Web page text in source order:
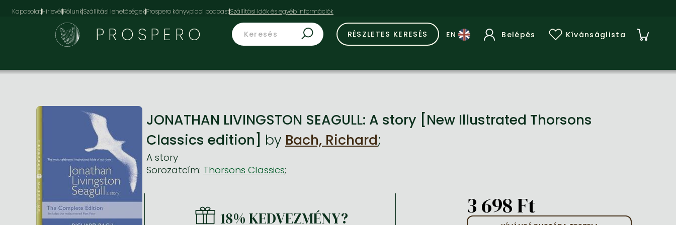
KapcsolatHírlevélRólunkSzállítási lehetőségekProspero könyvpiaci podcast
PROSPERO RÉSZLETES KERESÉS Belépés Kívánságlista
JONATHAN LIVINGSTON SEAGULL: A story [New Illustrated Thorsons
Classics edition] by Bach, Richard;
A story
Sorozatcím: Thorsons Classics;
18% KEDVEZMÉNY? 3 698 Ft